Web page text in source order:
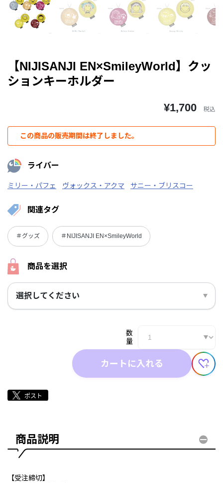
【NIJISANJI EN×SmileyWorld】クッ
ションキーホルダー
¥1,700 税込
この商品の販売期間は終了しました。
ライバー
ミリー・パフェ ヴォックス・アクマ サニー・ブリスコー
関連タグ
＃グッズ ＃NIJISANJI EN×SmileyWorld
商品を選択
選択してください
数
量
カートに入れる
商品説明
【受注締切】